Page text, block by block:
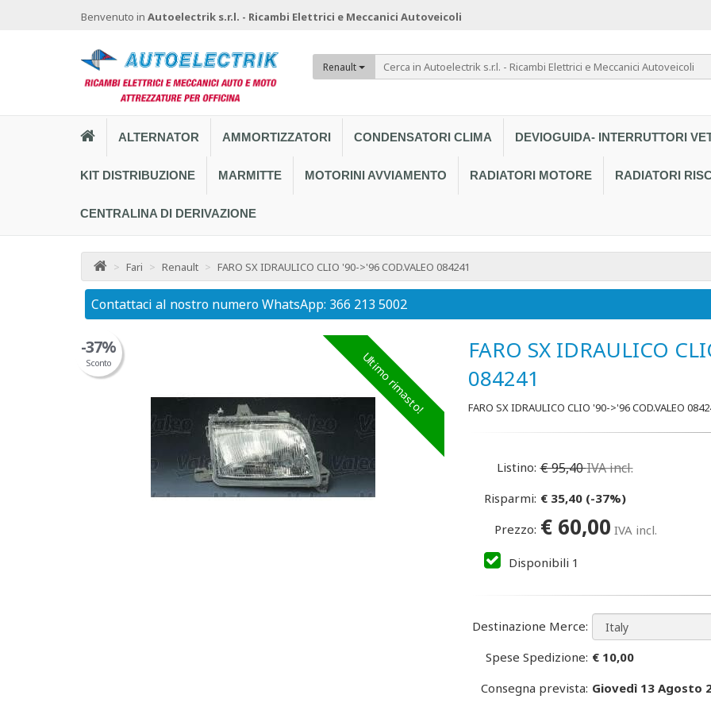
Benvenuto in Autoelectrik s.r.l. - Ricambi Elettrici e Meccanici Autoveicoli
Renault
ALTERNATOR AMMORTIZZATORI CONDENSATORI CLIMA DEVIOGUIDA- INTERRUTTORI
KIT DISTRIBUZIONE MARMITTE MOTORINI AVVIAMENTO RADIATORI MOTORE RADIATORI
CENTRALINA DI DERIVAZIONE
> Fari > Renault > FARO SX IDRAULICO CLIO '90->'96 COD.VALEO 084241
Contattaci al nostro numero WhatsApp: 366 213 5002
-37%
Sconto Ultimo rimasto!
FARO SX IDRAULICO
084241
FARO SX IDRAULICO CLIO '90->'96 COD.VALEO
Listino: €95,40IVA incl.
Risparmi: € 35,40(-37%)
Prezzo: € 60,00 IVA incl.
Disponibili 1
Destinazione Merce:
Spese Spedizione: € 10,00
Consegna prevista: Giovedì 13 Agosto